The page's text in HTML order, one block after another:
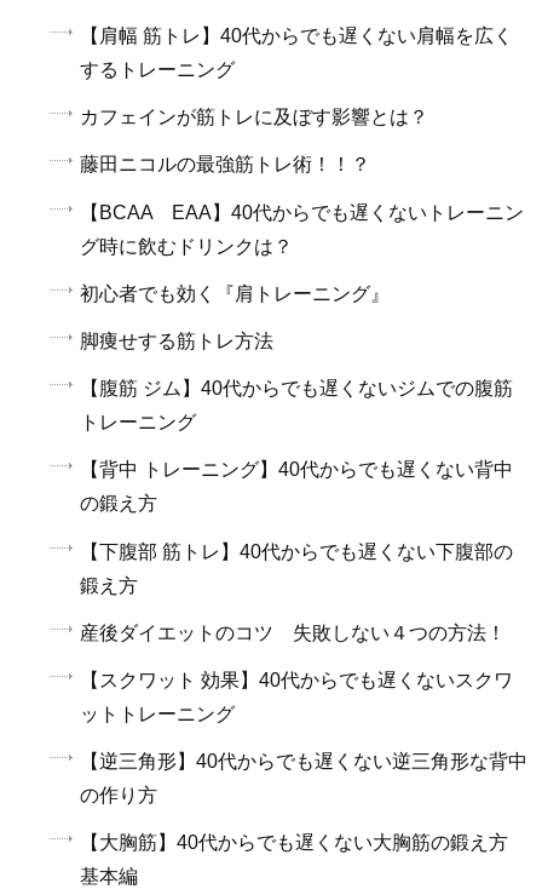
【肩幅 筋トレ】40代からでも遅くない肩幅を広く
するトレーニング
カフェインが筋トレに及ぼす影響とは？
藤田ニコルの最強筋トレ術！！？
【BCAA EAA】40代からでも遅くないトレーニン
グ時に飲むドリンクは？
初心者でも効く『肩トレーニング』
脚痩せする筋トレ方法
【腹筋 ジム】40代からでも遅くないジムでの腹筋
トレーニング
【背中 トレーニング】40代からでも遅くない背中
の鍛え方
【下腹部 筋トレ】40代からでも遅くない下腹部の
鍛え方
産後ダイエットのコツ 失敗しない４つの方法！
【スクワット 効果】40代からでも遅くないスクワ
ットトレーニング
【逆三角形】40代からでも遅くない逆三角形な背中
の作り方
【大胸筋】40代からでも遅くない大胸筋の鍛え方
基本編